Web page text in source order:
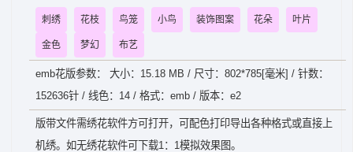
刺绣 花枝 鸟笼 小鸟 装饰图案 花朵 叶片
金色 梦幻 布艺
emb花版参数： 大小：15.18 MB / 尺寸：802*785[毫米] / 针数：
152636针 / 线色：14 / 格式：emb / 版本：e2
版带文件需绣花软件方可打开，可配色打印导出各种格式或直接上
机绣。如无绣花软件可下载1：1模拟效果图。